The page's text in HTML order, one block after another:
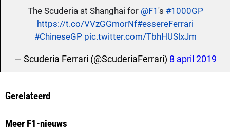
The Scuderia at Shanghai for @F1 's #1000GP
https://t.co/VVzGGmorNf#essereFerrari
#ChineseGP pic.twitter.com/TbhHUSlxJm
— Scuderia Ferrari (@ScuderiaFerrari) 8 april 2019
Gerelateerd
Meer F1-nieuws